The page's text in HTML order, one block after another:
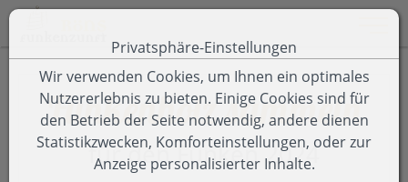
Zum Inhalt springen [AK + 0]
Zum Hauptmenü springen [AK + 1]
Zum Footer-Menü unten (angedockt an Browserrand)
Zum Menü "Einstellungen Barrierefreiheit" springen [AK +
Funkenholz sammeln
für den Funken 2024
Privatsphäre-Einstellungen
Wir verwenden Cookies, um Ihnen ein optimales
Nutzererlebnis zu bieten. Einige Cookies sind für
den Betrieb der Seite notwendig, andere dienen
Statistikzwecken, Komforteinstellungen, oder zur
Anzeige personalisierter Inhalte.